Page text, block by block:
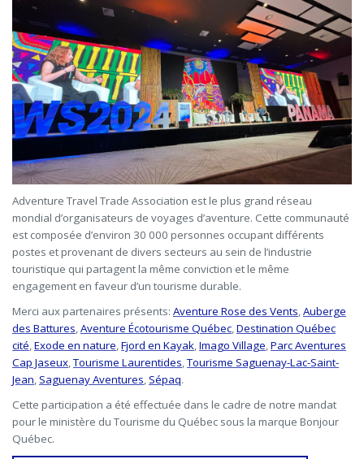
Adventure Travel Trade Association est le plus grand réseau
mondial d’organisateurs de voyages d’aventure. Cette communauté
est composée d’environ 30 000 personnes occupant différents
postes et provenant de divers secteurs au sein de l’industrie
touristique qui partagent la même conviction et le même
engagement en faveur d’un tourisme durable.
Merci aux partenaires présents: Aventure Rose des Vents,Auberge
des Battures,Aventure Écotourisme Québec,Destination Québec
cité,Exode en nature,Fjord en Kayak,Imago Village,Parc Aventures
Cap Jaseux,Tourisme Laurentides,Tourisme Saguenay-Lac-Saint-
Jean,Saguenay Aventures,Sépaq.
Cette participation a été effectuée dans le cadre de notre mandat
pour le ministère du Tourisme du Québec sous la marque Bonjour
Québec.